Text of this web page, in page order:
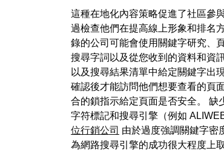
這種在地化內容策略促進了社區參
過檢查他們在提高線上形象和排名
錄的公司可能會使用關鍵字研究、
搜尋字詞以及從您收到的資料和資
以及搜尋結果清單中給定關鍵字出
確認後才能訪問他們想要查看的頁
合的鎖指示給定頁面是否安全。 缺
字符標記和搜尋引擎（例如
位行銷公司 由於過度強調關鍵字密
為網路搜尋引擎的成功很大程度上